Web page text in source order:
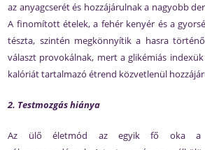
az anyagcserét és hozzájárulnak a nagyobb
A finomított ételek, a fehér kenyér és a
tészta, szintén megkönnyítik a hasra
választ provokálnak, mert a glikémiás
kalóriát tartalmazó étrend közvetlenül
2. Testmozgás hiánya
Az ülő életmód az egyik fő oka a